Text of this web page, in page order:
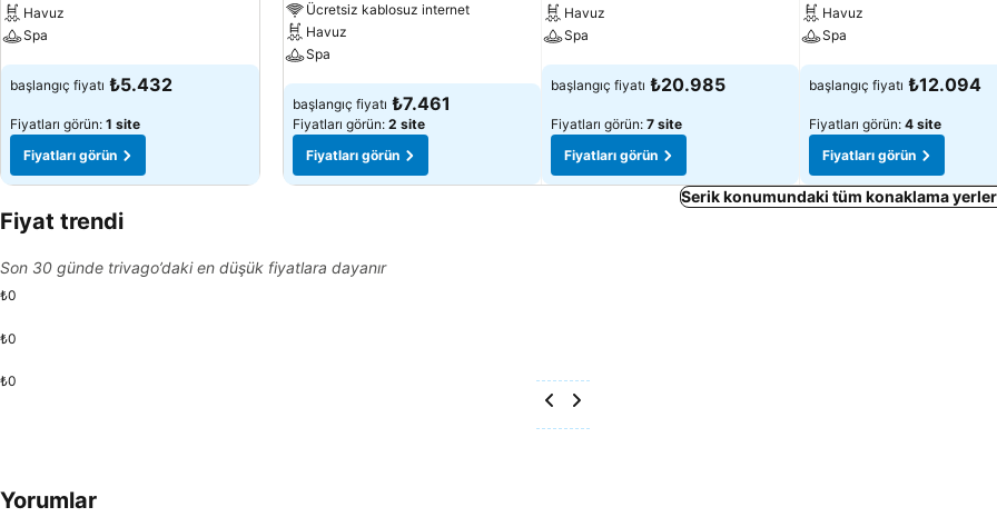
Havuz
Spa
Fiyatları görün
başlangıç fiyatı ₺5.432
Fiyatları görün: 1 site
Fiyatları görün
Ücretsiz kablosuz internet
Havuz
Spa
Fiyatları görün
başlangıç fiyatı ₺7.461
Fiyatları görün: 2 site
Fiyatları görün
Havuz
Spa
Fiyatları görün
başlangıç fiyatı ₺20.985
Fiyatları görün: 7 site
Fiyatları görün
Havuz
Spa
Fiyatları görün
başlangıç fiyatı ₺12.094
Fiyatları görün: 4 site
Fiyatları görün
Serik konumundaki tüm konaklama
Fiyat trendi
Son 30 günde trivago’daki en düşük fiyatlara dayanır
₺0
₺0
₺0
Yorumlar